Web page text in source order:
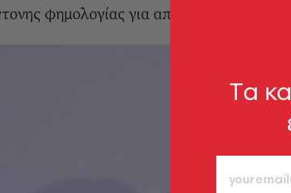
φημολογίας για αποχώρησή της από
Tα